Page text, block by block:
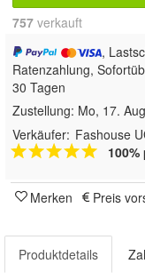
757 verkauft
,
Ratenzahlung,
30 Tagen
Zustellung: Mo, 17.
Verkäufer: Fashouse
Merken Preis
Produktdetails